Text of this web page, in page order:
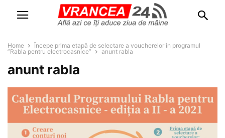
Home
Începe prima etapă de selectare a voucherelor în programul
”Rabla pentru electrocasnice”
anunt rabla
anunt rabla